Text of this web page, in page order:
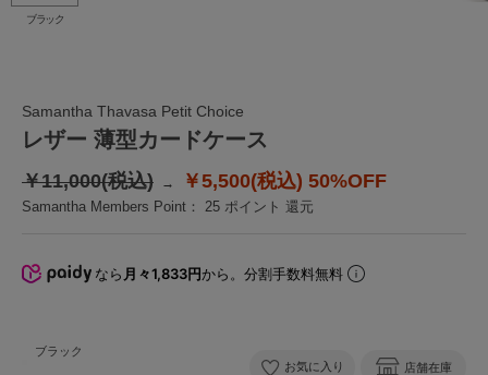
ブラック
Samantha Thavasa Petit Choice
レザー 薄型カードケース
￥11,000(税込) ￥5,500(税込) 50%OFF
Samantha Members Point： 25 ポイント 還元
なら 月々1,833円から。分割手数料無料
ブラック
お気に入り 店舗在庫